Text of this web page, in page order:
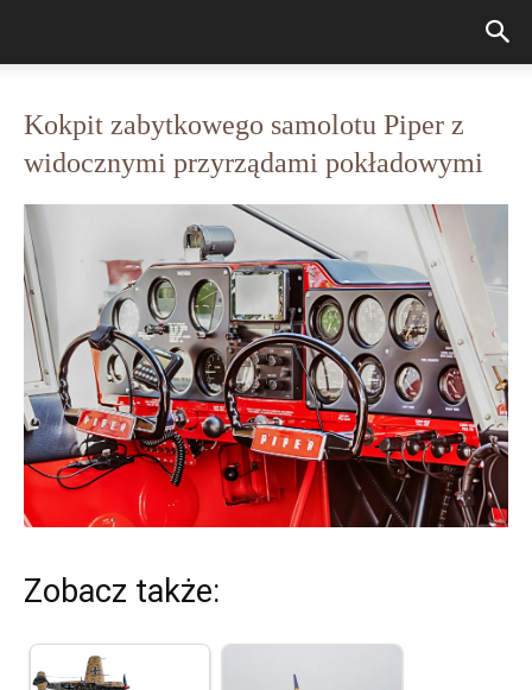
Kokpit zabytkowego samolotu Piper z
widocznymi przyrządami pokładowymi
Zobacz także: